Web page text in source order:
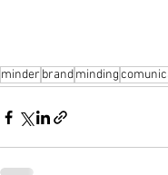
minder brandminding